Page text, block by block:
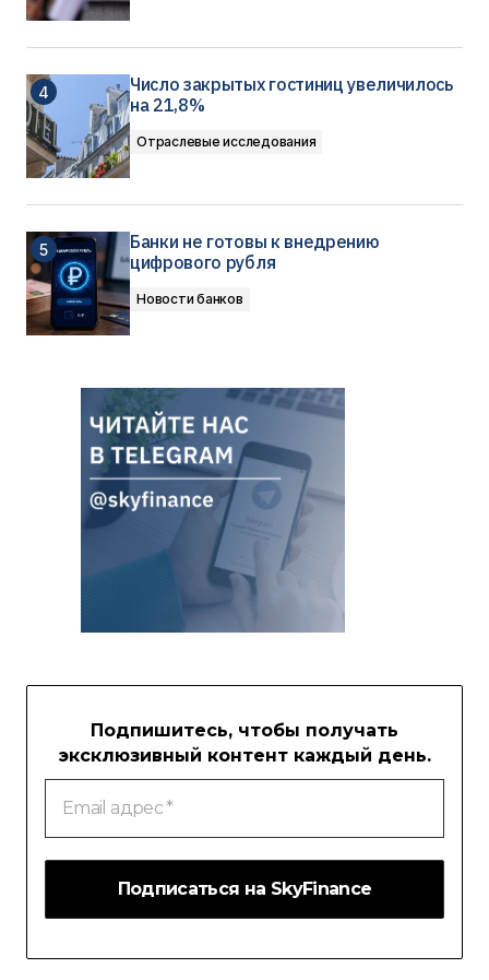
Число закрытых гостиниц увеличилось
на 21,8%
Отраслевые исследования
Банки не готовы к внедрению
цифрового рубля
Новости банков
Подпишитесь, чтобы получать
эксклюзивный контент каждый день.
Email
адрес